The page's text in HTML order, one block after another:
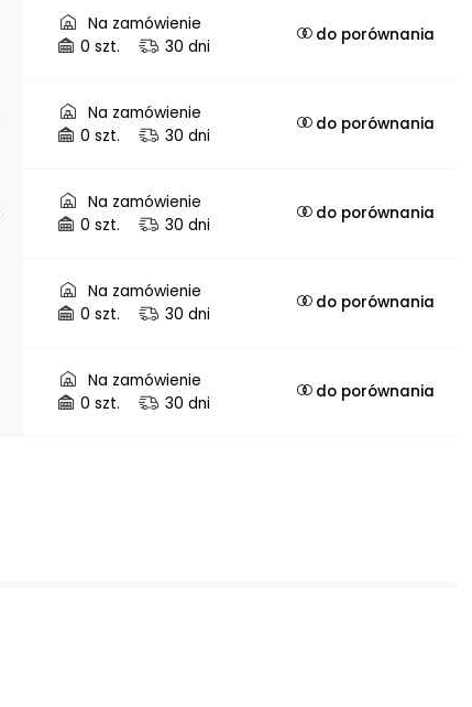
Na zamówienie
0 szt.
30 dni
do porównania
Na zamówienie
0 szt.
30 dni
do porównania
Na zamówienie
0 szt.
30 dni
do porównania
Na zamówienie
0 szt.
30 dni
do porównania
Na zamówienie
0 szt.
30 dni
do porównania